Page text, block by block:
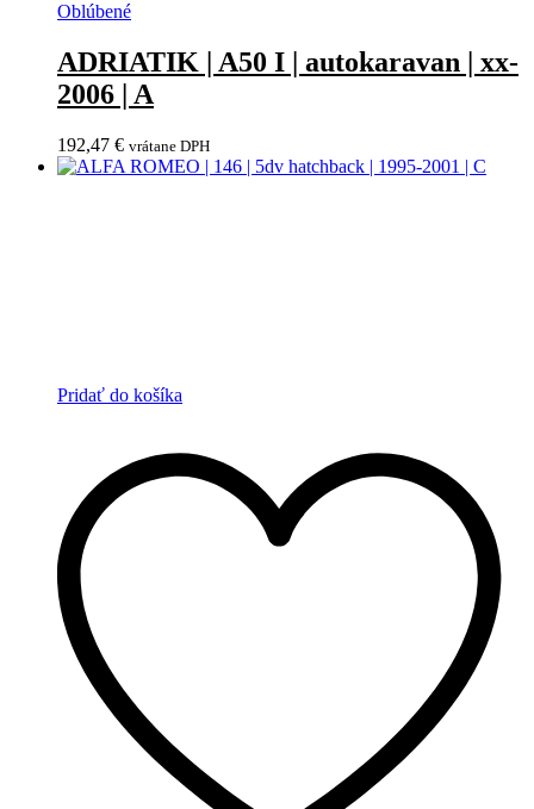
Oblúbené
ADRIATIK | A50 I | autokaravan | xx-
2006 | A
192,47 € vrátane DPH
Pridať do košíka